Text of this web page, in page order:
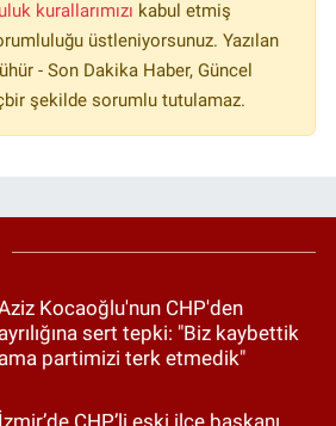
kurallarımızı kabul etmiş
üstleniyorsunuz. Yazılan
- Son Dakika Haber, Güncel
şekilde sorumlu tutulamaz.
Kocaoğlu'nun CHP'den
ayrılığına sert tepki: "Biz kaybettik
ama partimizi terk etmedik"